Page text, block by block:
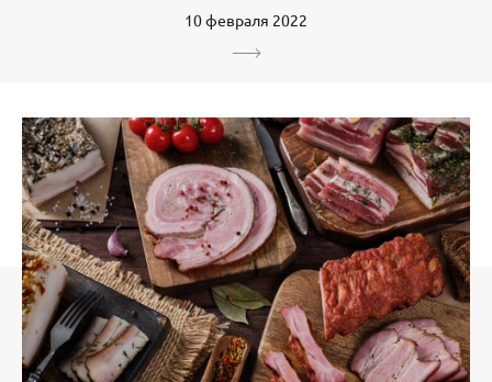
10 февраля 2022